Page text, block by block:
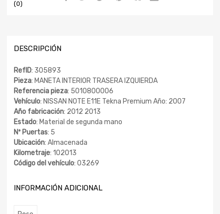
(0)
DESCRIPCIÓN
RefID: 305893
Pieza: MANETA INTERIOR TRASERA IZQUIERDA
Referencia pieza: 5010800006
Vehículo: NISSAN NOTE E11E Tekna Premium Año: 2007
Año fabricación: 2012 2013
Estado: Material de segunda mano
Nº Puertas: 5
Ubicación: Almacenada
Kilometraje: 102013
Código del vehículo: 03269
INFORMACIÓN ADICIONAL